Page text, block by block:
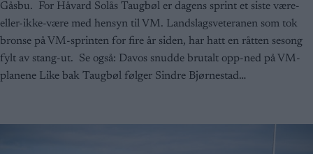
Gåsbu. For Håvard Solås Taugbøl er dagens sprint et siste være-
eller-ikke-være med hensyn til VM. Landslagsveteranen som tok
bronse på VM-sprinten for fire år siden, har hatt en råtten sesong
fylt av stang-ut. Se også: Davos snudde brutalt opp-ned på VM-
planene Like bak Taugbøl følger Sindre Bjørnestad…